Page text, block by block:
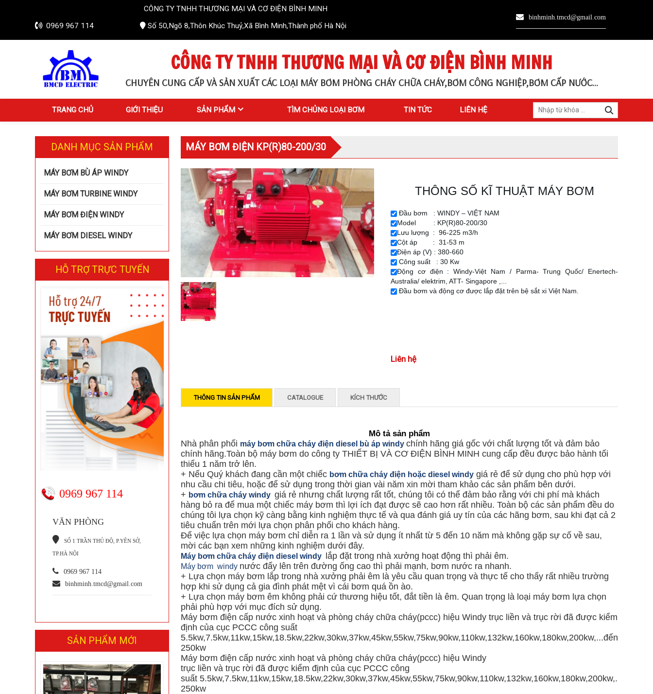
CÔNG TY TNHH THƯƠNG MẠI VÀ CƠ ĐIỆN BÌNH MINH
0969 967 114
Số 50,Ngõ 8,Thôn Khúc Thuỷ,Xã Bình Minh,Thành phố Hà Nội
binhminh.tmcd@gmail.com
CÔNG TY TNHH THƯƠNG MẠI VÀ CƠ ĐIỆN BÌNH MINH
CHUYÊN CUNG CẤP VÀ SẢN XUẤT CÁC LOẠI MÁY BƠM PHÒNG CHÁY CHỮA CHÁY,BƠM CÔNG NGHIỆP,BƠM CẤP NƯỚC...
TRANG CHỦ GIỚI THIỆU SẢN PHẨM TÌM CHỦNG LOẠI BƠM TIN TỨC LIÊN HỆ
DANH MỤC SẢN PHẨM
MÁY BƠM BÙ ÁP WINDY
MÁY BƠM TURBINE WINDY
MÁY BƠM ĐIỆN WINDY
MÁY BƠM DIESEL WINDY
HỖ TRỢ TRỰC TUYẾN
0969 967 114
VĂN PHÒNG
SỐ 1 TRẦN THỦ ĐỘ, P.YÊN SỞ,
TP.HÀ NỘI
0969 967 114
binhminh.tmcd@gmail.com
SẢN PHẨM MỚI
MÁY BƠM ĐIỆN KP(R)80-200/30
THÔNG SỐ KĨ THUẬT MÁY BƠM
Đầu bơm : WINDY – VIỆT NAM
Model : KP(R)80-200/30
Lưu lượng : 96-225 m3/h
Cột áp : 31-53 m
Điện áp (V) : 380-660
Công suất : 30 Kw
Động cơ điện : Windy-Việt Nam / Parma- Trung Quốc/ Enertech-
Australia/ elektrim, ATT- Singapore ,...
Đầu bơm và động cơ được lắp đặt trên bệ sắt xi Việt Nam.
Liên hệ
THÔNG TIN SẢN PHẨM CATALOGUE KÍCH THƯỚC
Mô tả sản phẩm
Nhà phân phối máy bơm chữa cháy điện diesel bù áp windy chính hãng giá gốc với chất lượng tốt và đảm bảo
chính hãng.Toàn bộ máy bơm do công ty THIẾT BỊ VÀ CƠ ĐIỆN BÌNH MINH cung cấp đều được bảo hành tối
thiểu 1 năm trở lên.
+ Nếu Quý khách đang cần một chiếc bơm chữa cháy điện hoặc diesel windy giá rẻ để sử dụng cho phù hợp với
nhu cầu chi tiêu, hoặc để sử dụng trong thời gian vài năm xin mời tham khảo các sản phẩm bên dưới.
+ bơm chữa cháy windy giá rẻ nhưng chất lượng rất tốt, chúng tôi có thể đảm bảo rằng với chi phí mà khách
hàng bỏ ra để mua một chiếc máy bơm thì lợi ích đạt được sẽ cao hơn rất nhiều. Toàn bộ các sản phẩm đều do
chúng tôi lựa chọn kỹ càng bằng kinh nghiệm thực tế và qua đánh giá uy tín của các hãng bơm, sau khi đạt cả 2
tiêu chuẩn trên mới lựa chọn phân phối cho khách hàng.
Để việc lựa chọn máy bơm chỉ diễn ra 1 lần và sử dụng ít nhất từ 5 đến 10 năm mà không gặp sự cố về sau,
mời các bạn xem những kinh nghiệm dưới đây.
Máy bơm chữa cháy điện diesel windy lắp đặt trong nhà xưởng hoạt động thì phải êm.
Máy bơm windy nước đẩy lên trên đường ống cao thì phải mạnh, bơm nước ra nhanh.
+ Lựa chọn máy bơm lắp trong nhà xưởng phải êm là yêu cầu quan trọng và thực tế cho thấy rất nhiều trường
hợp khi sử dụng cả gia đình phát mệt vì cái bơm quá ồn ào.
+ Lựa chọn máy bơm êm không phải cứ thương hiệu tốt, đắt tiền là êm. Quan trọng là loại máy bơm lựa chọn
phải phù hợp với mục đích sử dụng.
Máy bơm điện cấp nước xinh hoạt và phòng cháy chữa cháy(pccc) hiệu Windy trục liền và trục rời đã được kiểm
định của cục PCCC công suất
5.5kw,7.5kw,11kw,15kw,18.5kw,22kw,30kw,37kw,45kw,55kw,75kw,90kw,110kw,132kw,160kw,180kw,200kw,...đến
250kw
Máy bơm điện cấp nước xinh hoạt và phòng cháy chữa cháy(pccc) hiệu Windy
trục liền và trục rời đã được kiểm định của cục PCCC công
suất 5.5kw,7.5kw,11kw,15kw,18.5kw,22kw,30kw,37kw,45kw,55kw,75kw,90kw,110kw,132kw,160kw,180kw,200kw,...đến
250kw